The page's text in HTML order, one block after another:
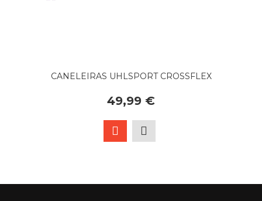
CANELEIRAS UHLSPORT CROSSFLEX
49,99 €